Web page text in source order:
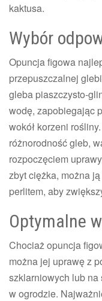
kaktusa.
Wybór
Opuncja figowa
przepuszczalnej
gleba piaszczysto-
wodę, zapobiegając
wokół korzeni
różnorodność gleb,
rozpoczęciem
zbyt ciężka, można
perlitem, aby
Optymalne
Chociaż opuncja
można jej uprawę z
szklarniowych lub na
w ogrodzie.